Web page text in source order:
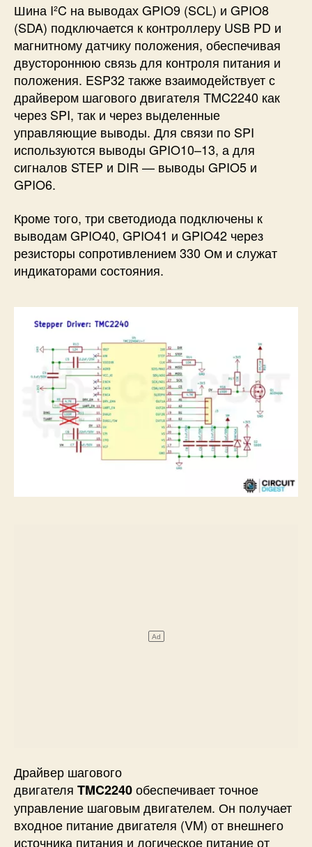
Шина I²C на выводах GPIO9 (SCL) и GPIO8
(SDA) подключается к контроллеру USB PD и
магнитному датчику положения, обеспечивая
двустороннюю связь для контроля питания и
положения. ESP32 также взаимодействует с
драйвером шагового двигателя TMC2240 как
через SPI, так и через выделенные
управляющие выводы. Для связи по SPI
используются выводы GPIO10–13, а для
сигналов STEP и DIR — выводы GPIO5 и
GPIO6.
Кроме того, три светодиода подключены к
выводам GPIO40, GPIO41 и GPIO42 через
резисторы сопротивлением 330 Ом и служат
индикаторами состояния.
Драйвер шагового
двигателя TMC2240обеспечивает точное
управление шаговым двигателем. Он получает
входное питание двигателя (VM) от внешнего
источника питания и логическое питание от